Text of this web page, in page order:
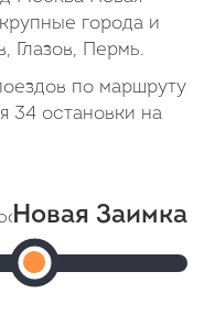
города и
Глазов, Пермь.
по маршруту
34 остановки на
Ярославский)
Новая Заимка
Новая
Заимка